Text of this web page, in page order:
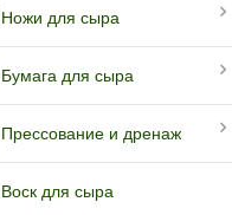
Ножи для сыра
Бумага для сыра
Прессование и дренаж
Воск для сыра